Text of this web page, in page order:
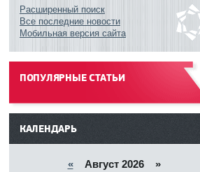
Расширенный поиск
Все последние новости
Мобильная версия сайта
ПОПУЛЯРНЫЕ СТАТЬИ
------
КАЛЕНДАРЬ
«Август 2026 »